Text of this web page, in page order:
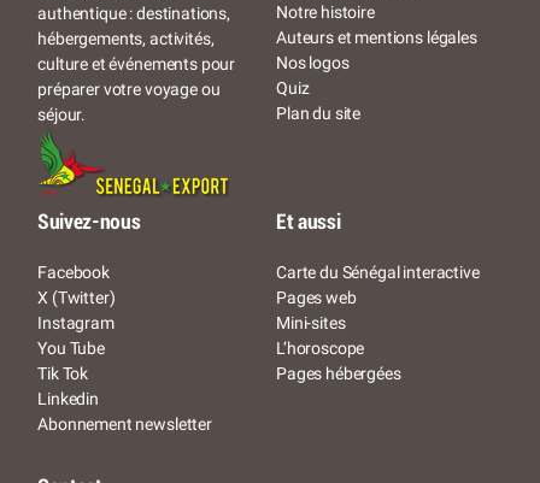
authentique : destinations,
hébergements, activités,
culture et événements pour
préparer votre voyage ou
séjour.
Notre histoire
Auteurs et mentions légales
Nos logos
Quiz
Plan du site
Suivez-nous
Facebook
X (Twitter)
Instagram
You Tube
Tik Tok
Linkedin
Abonnement newsletter
Et aussi
Carte du Sénégal interactive
Pages web
Mini-sites
L’horoscope
Pages hébergées